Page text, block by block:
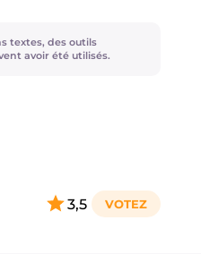
textes, des outils
avoir été utilisés.
3,5